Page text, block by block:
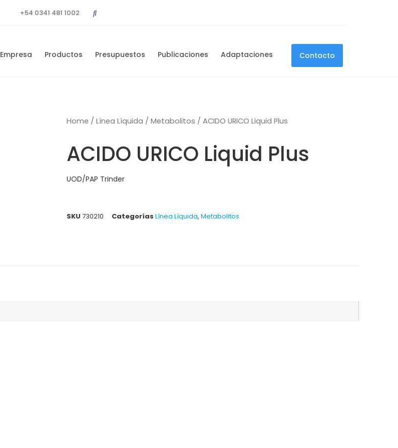
+54 0341 481 1002
Empresa Productos Presupuestos Publicaciones Adaptaciones Contacto
Home / Línea Líquida / Metabolitos / ACIDO URICO Liquid Plus
ACIDO URICO Liquid Plus
UOD/PAP Trinder
SKU 730210 Categorías Línea Líquida, Metabolitos